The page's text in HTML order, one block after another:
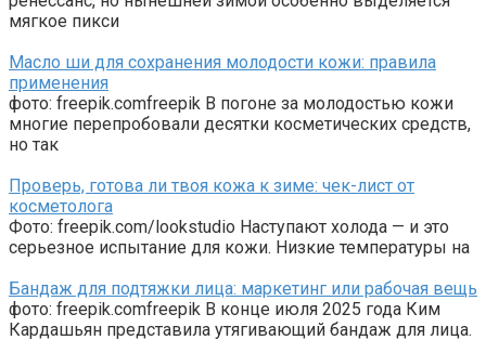
мягкое пикси
Масло ши для сохранения молодости кожи: правила
применения
фото: freepik.comfreepik В погоне за молодостью кожи
многие перепробовали десятки косметических средств,
но так
Проверь, готова ли твоя кожа к зиме: чек-лист от
косметолога
Фото: freepik.com/lookstudio Наступают холода — и это
серьезное испытание для кожи. Низкие температуры на
Бандаж для подтяжки лица: маркетинг или рабочая вещь
фото: freepik.comfreepik В конце июля 2025 года Ким
Кардашьян представила утягивающий бандаж для лица.